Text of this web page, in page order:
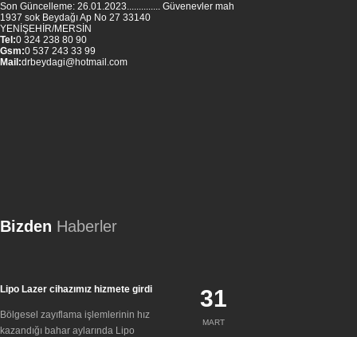
Son Güncelleme: 26.01.2023.............. Güvenevler mah
1937 sok Beydağı Ap No 27 33140
YENİŞEHİR/MERSİN
Tel:0 324 238 80 90
Gsm:0 537 243 33 99
Mail:drbeydagi@hotmail.com
Bizden Haberler
31
MART
Lipo Lazer cihazımız hizmete girdi
Bölgesel zayıflama işlemlerinin hız
kazandığı bahar aylarında Lipo